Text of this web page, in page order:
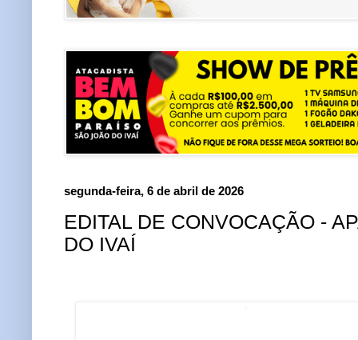
segunda-feira, 6 de abril de 2026
EDITAL DE CONVOCAÇÃO -
DO IVAÍ